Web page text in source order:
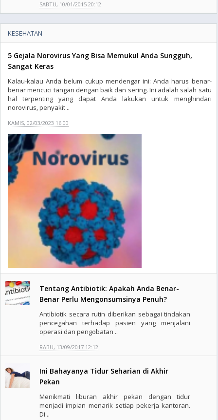
SABTU, 10/01/2015 20:12
KESEHATAN
5 Gejala Norovirus Yang Bisa Memukul Anda Sungguh,
Sangat Keras
Kalau-kalau Anda belum cukup mendengar ini: Anda harus benar-
benar mencuci tangan dengan baik dan sering. Ini adalah salah satu
hal terpenting yang dapat Anda lakukan untuk menghindari
norovirus, penyakit ..
KAMIS, 02/03/2023 16:00
Tentang Antibiotik: Apakah Anda Benar-
Benar Perlu Mengonsumsinya Penuh?
Antibiotik secara rutin diberikan sebagai tindakan
pencegahan terhadap pasien yang menjalani
operasi dan pengobatan ..
RABU, 13/09/2017 12:12
Ini Bahayanya Tidur Seharian di Akhir
Pekan
Menikmati liburan akhir pekan dengan tidur
menjadi impian menarik setiap pekerja kantoran.
Di ..